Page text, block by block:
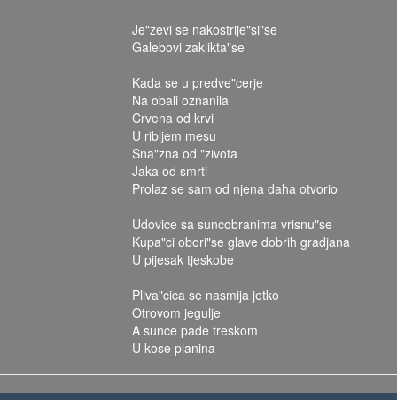
Je"zevi se nakostrije"si"se
Galebovi zaklikta"se
Kada se u predve"cerje
Na obali oznanila
Crvena od krvi
U ribljem mesu
Sna"zna od "zivota
Jaka od smrti
Prolaz se sam od njena daha otvorio
Udovice sa suncobranima vrisnu"se
Kupa"ci obori"se glave dobrih gradjana
U pijesak tjeskobe
Pliva"cica se nasmija jetko
Otrovom jegulje
A sunce pade treskom
U kose planina